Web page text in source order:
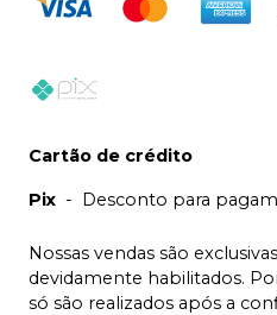
Cartão de crédito
Pix - Desconto para
Nossas vendas são
devidamente habilitados.
só são realizados após a